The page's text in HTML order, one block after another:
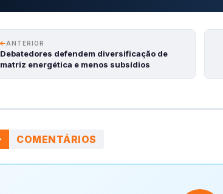
ANTERIOR
Debatedores defendem diversificação de
matriz energética e menos subsídios
COMENTÁRIOS